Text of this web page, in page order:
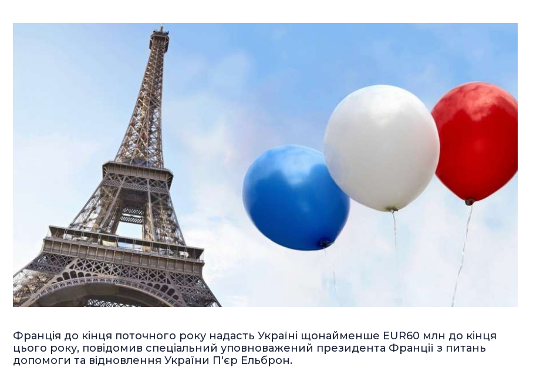
Франція до кінця поточного року надасть Україні щонайменше EUR60 млн до кінця
цього року, повідомив спеціальний уповноважений президента Франції з питань
допомоги та відновлення України П'єр Ельброн.